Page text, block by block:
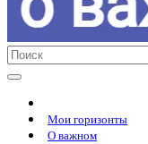
Мои горизонты
О важном